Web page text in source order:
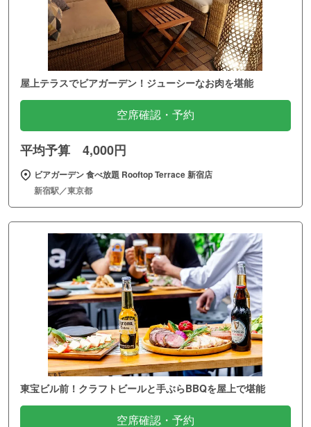
屋上テラスでビアガーデン！ジューシーなお肉を堪能
空席確認・予約
平均予算 4,000円
ビアガーデン 食べ放題 Rooftop Terrace 新宿店
新宿駅／東京都
東宝ビル前！クラフトビールと手ぶらBBQを屋上で堪能
空席確認・予約